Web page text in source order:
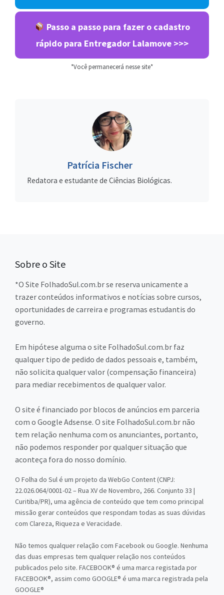
Passo a passo para fazer o cadastro
rápido para Entregador Lalamove >>>
*Você permanecerá nesse site*
Patrícia Fischer
Redatora e estudante de Ciências Biológicas.
Sobre o Site
*O Site FolhadoSul.com.br se reserva unicamente a
trazer conteúdos informativos e notícias sobre cursos,
oportunidades de carreira e programas estudantis do
governo.
Em hipótese alguma o site FolhadoSul.com.br faz
qualquer tipo de pedido de dados pessoais e, também,
não solicita qualquer valor (compensação financeira)
para mediar recebimentos de qualquer valor.
O site é financiado por blocos de anúncios em parceria
com o Google Adsense. O site FolhadoSul.com.br não
tem relação nenhuma com os anunciantes, portanto,
não podemos responder por qualquer situação que
aconteça fora do nosso domínio.
O Folha do Sul é um projeto da WebGo Content (CNPJ:
22.026.064/0001-02 – Rua XV de Novembro, 266. Conjunto 33 |
Curitiba/PR), uma agência de conteúdo que tem como principal
missão gerar conteúdos que respondam todas as suas dúvidas
com Clareza, Riqueza e Veracidade.
Não temos qualquer relação com Facebook ou Google. Nenhuma
das duas empresas tem qualquer relação nos conteúdos
publicados pelo site. FACEBOOK® é uma marca registada por
FACEBOOK®, assim como GOOGLE® é uma marca registrada pela
GOOGLE®